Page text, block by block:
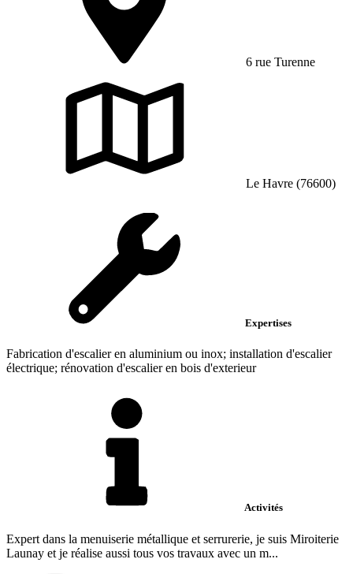
6 rue Turenne
Le Havre (76600)
Expertises
Fabrication d'escalier en aluminium ou inox; installation d'escalier
électrique; rénovation d'escalier en bois d'exterieur
Activités
Expert dans la menuiserie métallique et serrurerie, je suis Miroiterie
Launay et je réalise aussi tous vos travaux avec un m...